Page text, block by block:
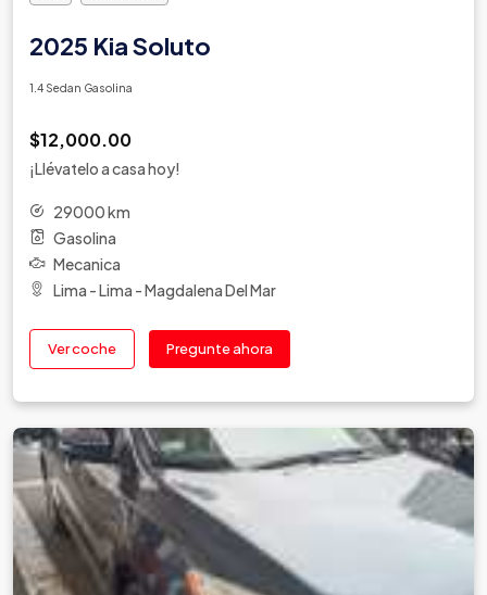
2025 Kia Soluto
1.4 Sedan Gasolina
$12,000.00
¡Llévatelo a casa hoy!
29000 km
Gasolina
Mecanica
Lima - Lima - Magdalena Del Mar
Ver coche Pregunte ahora